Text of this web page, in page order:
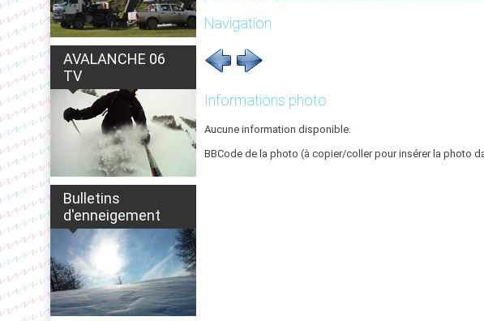
AVALANCHE 06
TV
Bulletins
d'enneigement
Navigation
Informations photo
Aucune information disponible.
BBCode de la photo (à copier/coller pour insérer la photo